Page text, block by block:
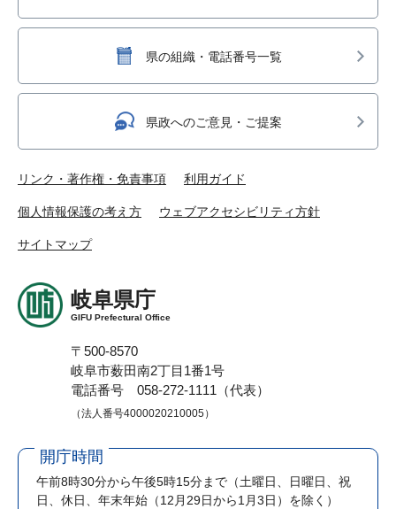
県の組織・電話番号一覧
県政へのご意見・ご提案
リンク・著作権・免責事項 利用ガイド
個人情報保護の考え方 ウェブアクセシビリティ方針
サイトマップ
岐阜県庁
GIFU Prefectural Office
〒500-8570
岐阜市薮田南2丁目1番1号
電話番号 058-272-1111（代表）
（法人番号4000020210005）
開庁時間
午前8時30分から午後5時15分まで （土曜日、日曜日、祝
日、休日、年末年始（12月29日から1月3日）を除く）